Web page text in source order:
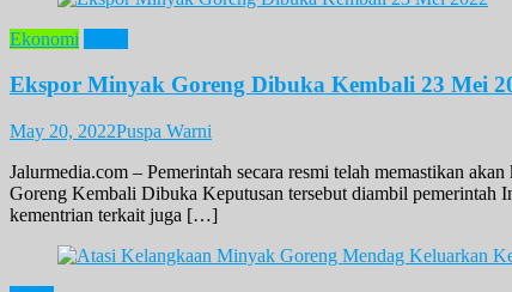
Ekonomi
Ekspor Minyak Goreng Dibuka Kembali 23 Mei
May 20, 2022Puspa Warni
Jalurmedia.com – Pemerintah secara resmi telah memastikan
Goreng Kembali Dibuka Keputusan tersebut diambil pemerintah
kementrian terkait juga […]